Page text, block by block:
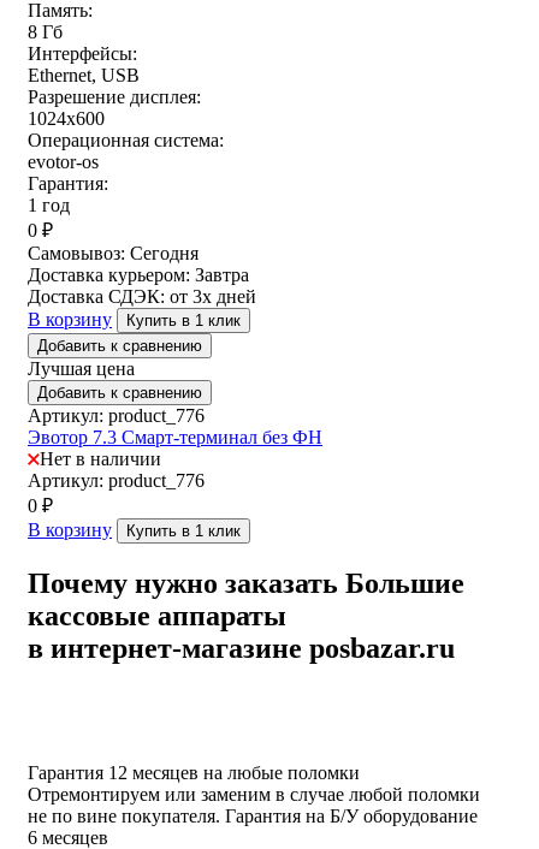
Память:
8 Гб
Интерфейсы:
Ethernet, USB
Разрешение дисплея:
1024х600
Операционная система:
evotor-os
Гарантия:
1 год
0 ₽
Самовывоз: Сегодня
Доставка курьером: Завтра
Доставка СДЭК: от 3х дней
В корзину
Купить в 1 клик
Добавить к сравнению
Лучшая цена
Добавить к сравнению
Артикул: product_776
Эвотор 7.3 Смарт-терминал без ФН
Нет в наличии
Артикул: product_776
0 ₽
В корзину
Купить в 1 клик
Почему нужно заказать Большие
кассовые аппараты
в интернет-магазине posbazar.ru
Гарантия 12 месяцев на любые поломки
Отремонтируем или заменим в случае любой поломки
не по вине покупателя. Гарантия на Б/У оборудование
6 месяцев